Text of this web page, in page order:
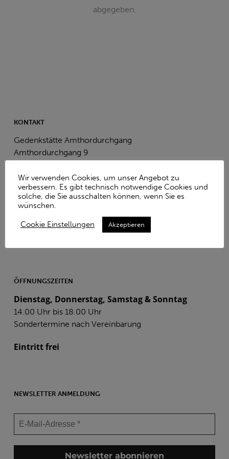
abgegeben.
KONTAKT
Gedenkstätte Amthordurchgang
Amthordurchgang 9
Telefon: +49 365 5527630
E-Mail:info(at)torhaus-gera.de
FQA – Häufig gestellte Fragen
ÖFFNUNGSZEITEN
Dienstag, Donnerstag, Samstag & Sonntag
14.00 Uhr bis 18.00 Uhr
Sondertermine nach Vereinbarung
Eintritt frei
NEWSLETTER ANMELDUNG
Wir verwenden Cookies, um unser Angebot zu
verbessern. Es gibt technisch notwendige Cookies und
solche, die Sie ausschalten können, wenn Sie es
wünschen.
Cookie Einstellungen Akzeptieren